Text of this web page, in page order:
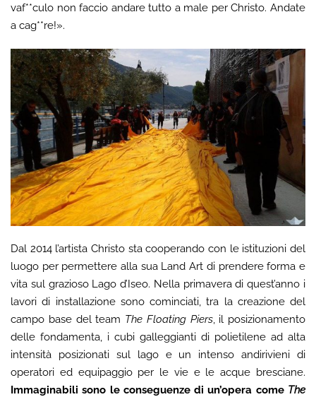
vaf**culo non faccio andare tutto a male per Christo. Andate
a cag**re!».
Dal 2014 l’artista Christo sta cooperando con le istituzioni del
luogo per permettere alla sua Land Art di prendere forma e
vita sul grazioso Lago d’Iseo. Nella primavera di quest’anno i
lavori di installazione sono cominciati, tra la creazione del
campo base del team The Floating Piers, il posizionamento
delle fondamenta, i cubi galleggianti di polietilene ad alta
intensità posizionati sul lago e un intenso andirivieni di
operatori ed equipaggio per le vie e le acque bresciane.
Immaginabili sono le conseguenze di un’opera come The